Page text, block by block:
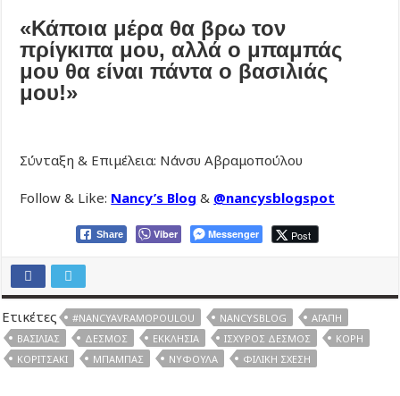
«Κάποια μέρα θα βρω τον
πρίγκιπα μου, αλλά ο μπαμπάς
μου θα είναι πάντα ο βασιλιάς
μου!»
Σύνταξη & Επιμέλεια: Νάνσυ Αβραμοπούλου
Follow & Like: Nancy’s Blog & @nancysblogspot
Share Viber Messenger Post
Ετικέτες #NANCYAVRAMOPOULOU NANCYSBLOG
ΑΓΆΠΗ
ΒΑΣΙΛΙΆΣ
ΔΕΣΜΌΣ ΕΚΚΛΗΣΊΑ ΙΣΧΥΡΌΣ ΔΕΣΜΌΣ
ΚΌΡΗ
ΚΟΡΙΤΣΆΚΙ
ΜΠΑΜΠΆΣ ΝΥΦΟΎΛΑ ΦΙΛΙΚΉ ΣΧΈΣΗ